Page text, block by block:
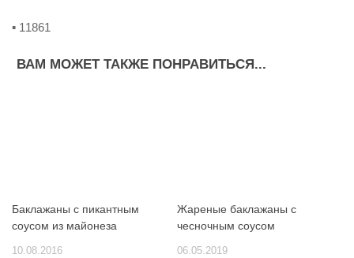
▪ 11861
ВАМ МОЖЕТ ТАКЖЕ ПОНРАВИТЬСЯ...
Баклажаны с пикантным
соусом из майонеза
10.08.2016
Жареные баклажаны с
чесночным соусом
06.05.2019